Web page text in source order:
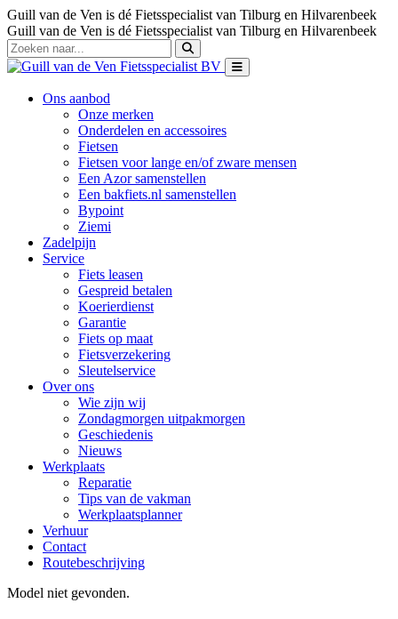
Guill van de Ven is dé Fietsspecialist van Tilburg en Hilvarenbeek
Guill van de Ven is dé Fietsspecialist van Tilburg en Hilvarenbeek
Ons aanbod
Onze merken
Onderdelen en accessoires
Fietsen
Fietsen voor lange en/of zware mensen
Een Azor samenstellen
Een bakfiets.nl samenstellen
Bypoint
Ziemi
Zadelpijn
Service
Fiets leasen
Gespreid betalen
Koerierdienst
Garantie
Fiets op maat
Fietsverzekering
Sleutelservice
Over ons
Wie zijn wij
Zondagmorgen uitpakmorgen
Geschiedenis
Nieuws
Werkplaats
Reparatie
Tips van de vakman
Werkplaatsplanner
Verhuur
Contact
Routebeschrijving
Model niet gevonden.